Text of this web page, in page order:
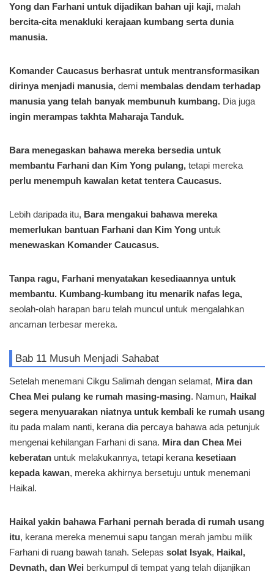
Yong dan Farhani untuk dijadikan bahan uji kaji, malah
bercita-cita menakluki kerajaan kumbang serta dunia
manusia.
Komander Caucasus berhasrat untuk mentransformasikan
dirinya menjadi manusia, demi membalas dendam terhadap
manusia yang telah banyak membunuh kumbang. Dia juga
ingin merampas takhta Maharaja Tanduk.
Bara menegaskan bahawa mereka bersedia untuk
membantu Farhani dan Kim Yong pulang, tetapi mereka
perlu menempuh kawalan ketat tentera Caucasus.
Lebih daripada itu, Bara mengakui bahawa mereka
memerlukan bantuan Farhani dan Kim Yong untuk
menewaskan Komander Caucasus.
Tanpa ragu, Farhani menyatakan kesediaannya untuk
membantu. Kumbang-kumbang itu menarik nafas lega,
seolah-olah harapan baru telah muncul untuk mengalahkan
ancaman terbesar mereka.
Bab 11 Musuh Menjadi Sahabat
Setelah menemani Cikgu Salimah dengan selamat, Mira dan
Chea Mei pulang ke rumah masing-masing. Namun, Haikal
segera menyuarakan niatnya untuk kembali ke rumah usang
itu pada malam nanti, kerana dia percaya bahawa ada petunjuk
mengenai kehilangan Farhani di sana. Mira dan Chea Mei
keberatan untuk melakukannya, tetapi kerana kesetiaan
kepada kawan, mereka akhirnya bersetuju untuk menemani
Haikal.
Haikal yakin bahawa Farhani pernah berada di rumah usang
itu, kerana mereka menemui sapu tangan merah jambu milik
Farhani di ruang bawah tanah. Selepas solat Isyak, Haikal,
Devnath, dan Wei berkumpul di tempat yang telah dijanjikan